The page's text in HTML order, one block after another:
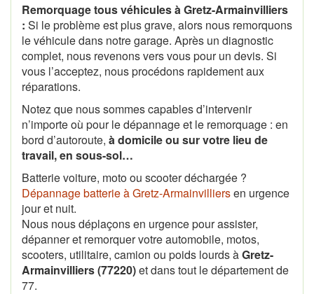
Remorquage tous véhicules à Gretz-Armainvilliers
: Si le problème est plus grave, alors nous remorquons
le véhicule dans notre garage. Après un diagnostic
complet, nous revenons vers vous pour un devis. Si
vous l’acceptez, nous procédons rapidement aux
réparations.
Notez que nous sommes capables d’intervenir
n’importe où pour le dépannage et le remorquage : en
bord d’autoroute, à domicile ou sur votre lieu de
travail, en sous-sol…
Batterie voiture, moto ou scooter déchargée ?
Dépannage batterie à Gretz-Armainvilliersen urgence
jour et nuit.
Nous nous déplaçons en urgence pour assister,
dépanner et remorquer votre automobile, motos,
scooters, utilitaire, camion ou poids lourds àGretz-
Armainvilliers (77220)et dans tout le département de
77.